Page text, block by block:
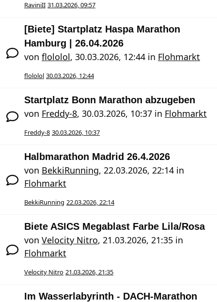
RaviniII 31.03.2026, 09:57
[Biete] Startplatz Haspa Marathon
Hamburg | 26.04.2026
von flololol, 30.03.2026, 12:44 in Flohmarkt
flololol 30.03.2026, 12:44
Startplatz Bonn Marathon abzugeben
von Freddy-8, 30.03.2026, 10:37 in Flohmarkt
Freddy-8 30.03.2026, 10:37
Halbmarathon Madrid 26.4.2026
von BekkiRunning, 22.03.2026, 22:14 in
Flohmarkt
BekkiRunning 22.03.2026, 22:14
Biete ASICS Megablast Farbe Lila/Rosa
von Velocity Nitro, 21.03.2026, 21:35 in
Flohmarkt
Velocity Nitro 21.03.2026, 21:35
Im Wasserlabyrinth - DACH-Marathon